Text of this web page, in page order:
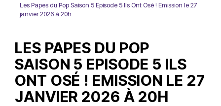
Les Papes du Pop Saison 5 Episode 5 Ils Ont Osé ! Emission le 27
janvier 2026 à 20h
LES PAPES DU POP
SAISON 5 EPISODE 5 ILS
ONT OSÉ ! EMISSION LE 27
JANVIER 2026 À 20H